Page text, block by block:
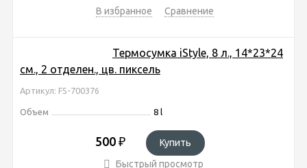
В избранное
Сравнение
Термосумка iStyle, 8 л., 14*23*24
см., 2 отделен., цв. пиксель
Артикул: FS-700376
Объем 8 l
500 ₽
Купить
Быстрый просмотр